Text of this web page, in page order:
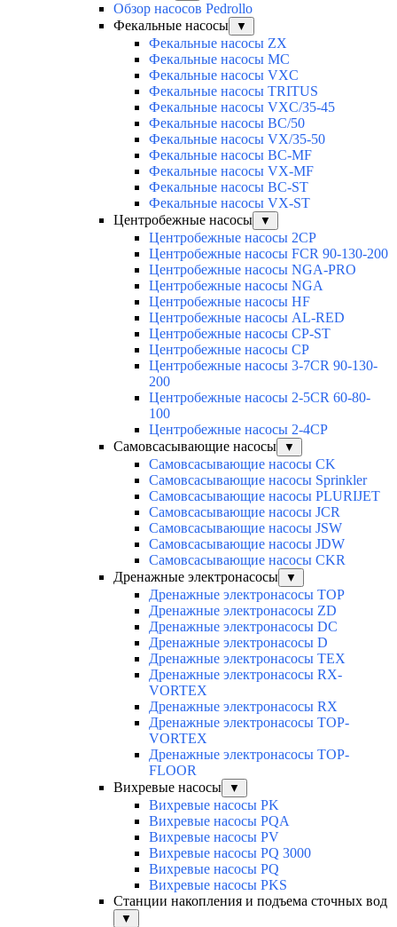
Обзор насосов Pedrollo
Фекальные насосы
▼
Фекальные насосы ZX
Фекальные насосы MC
Фекальные насосы VXC
Фекальные насосы TRITUS
Фекальные насосы VXC/35-45
Фекальные насосы BC/50
Фекальные насосы VX/35-50
Фекальные насосы BC-MF
Фекальные насосы VX-MF
Фекальные насосы BC-ST
Фекальные насосы VX-ST
Центробежные насосы
▼
Центробежные насосы 2CP
Центробежные насосы FCR 90-130-200
Центробежные насосы NGA-PRO
Центробежные насосы NGA
Центробежные насосы HF
Центробежные насосы AL-RED
Центробежные насосы CP-ST
Центробежные насосы CP
Центробежные насосы 3-7CR 90-130-
200
Центробежные насосы 2-5CR 60-80-
100
Центробежные насосы 2-4CP
Самовсасывающие насосы
▼
Самовсасывающие насосы CK
Самовсасывающие насосы Sprinkler
Самовсасывающие насосы PLURIJET
Самовсасывающие насосы JCR
Самовсасывающие насосы JSW
Самовсасывающие насосы JDW
Самовсасывающие насосы CKR
Дренажные электронасосы
▼
Дренажные электронасосы TOP
Дренажные электронасосы ZD
Дренажные электронасосы DC
Дренажные электронасосы D
Дренажные электронасосы TEX
Дренажные электронасосы RX-
VORTEX
Дренажные электронасосы RX
Дренажные электронасосы TOP-
VORTEX
Дренажные электронасосы TOP-
FLOOR
Вихревые насосы
▼
Вихревые насосы PK
Вихревые насосы PQA
Вихревые насосы PV
Вихревые насосы PQ 3000
Вихревые насосы PQ
Вихревые насосы PKS
Станции накопления и подъема сточных вод
▼